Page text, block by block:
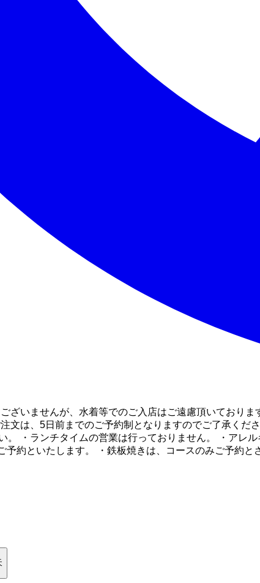
ざいませんが、水着等でのご入店はご遠慮頂いており
文は、5日前までのご予約制となりますのでご了承く
。 ・ランチタイムの営業は行っておりません。 ・アレ
約といたします。 ・鉄板焼きは、コースのみご予約